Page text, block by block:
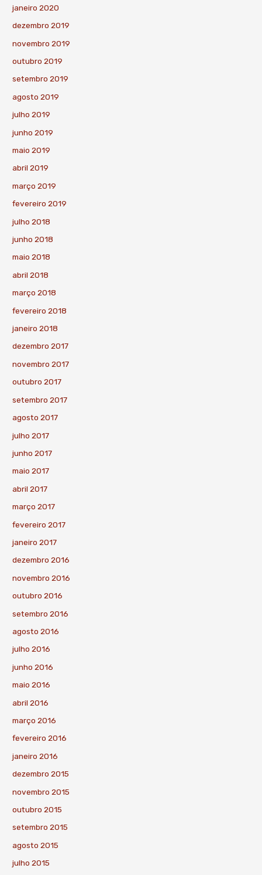
janeiro 2020
dezembro 2019
novembro 2019
outubro 2019
setembro 2019
agosto 2019
julho 2019
junho 2019
maio 2019
abril 2019
março 2019
fevereiro 2019
julho 2018
junho 2018
maio 2018
abril 2018
março 2018
fevereiro 2018
janeiro 2018
dezembro 2017
novembro 2017
outubro 2017
setembro 2017
agosto 2017
julho 2017
junho 2017
maio 2017
abril 2017
março 2017
fevereiro 2017
janeiro 2017
dezembro 2016
novembro 2016
outubro 2016
setembro 2016
agosto 2016
julho 2016
junho 2016
maio 2016
abril 2016
março 2016
fevereiro 2016
janeiro 2016
dezembro 2015
novembro 2015
outubro 2015
setembro 2015
agosto 2015
julho 2015